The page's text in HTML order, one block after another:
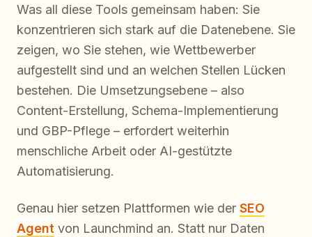
Was all diese Tools gemeinsam haben: Sie
konzentrieren sich stark auf die Datenebene. Sie
zeigen, wo Sie stehen, wie Wettbewerber
aufgestellt sind und an welchen Stellen Lücken
bestehen. Die Umsetzungsebene – also
Content-Erstellung, Schema-Implementierung
und GBP-Pflege – erfordert weiterhin
menschliche Arbeit oder AI-gestützte
Automatisierung.
Genau hier setzen Plattformen wie der SEO
Agent von Launchmind an. Statt nur Daten